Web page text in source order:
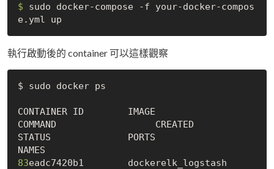
$ sudo docker-compose -f your-docker-compos
e
執行啟動後的 container 可以這樣觀察
$ sudo docker ps
CONTAINER ID        IMAGE
COMMAND                  CREATED
STATUS              PORTS
83